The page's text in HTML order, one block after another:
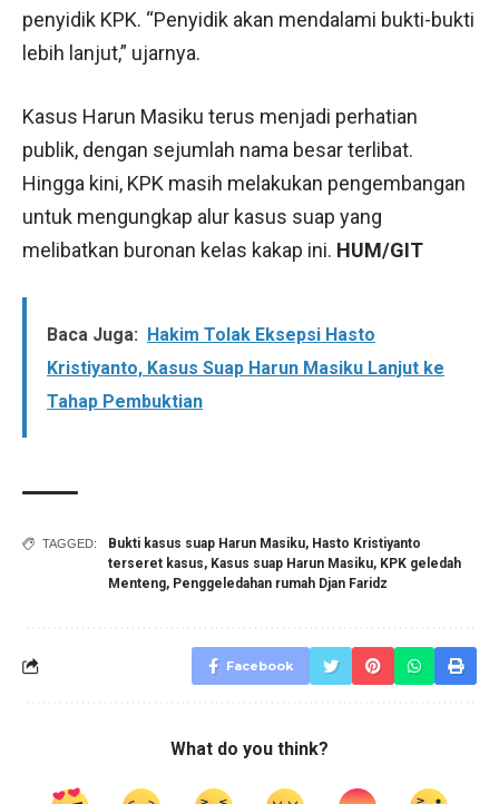
penyidik KPK. “Penyidik akan mendalami bukti-bukti
lebih lanjut,” ujarnya.
Kasus Harun Masiku terus menjadi perhatian
publik, dengan sejumlah nama besar terlibat.
Hingga kini, KPK masih melakukan pengembangan
untuk mengungkap alur kasus suap yang
melibatkan buronan kelas kakap ini. HUM/GIT
Baca Juga:
Hakim Tolak Eksepsi Hasto
Kristiyanto, Kasus Suap Harun Masiku Lanjut ke
Tahap Pembuktian
TAGGED: Bukti kasus suap Harun Masiku, Hasto Kristiyanto
terseret kasus, Kasus suap Harun Masiku, KPK geledah
Menteng, Penggeledahan rumah Djan Faridz
Facebook
What do you think?